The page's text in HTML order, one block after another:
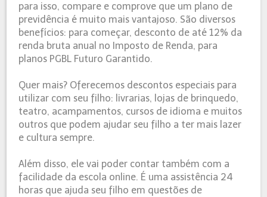
para isso, compare e comprove que um plano de
previdência é muito mais vantajoso. São diversos
benefícios: para começar, desconto de até 12% da
renda bruta anual no Imposto de Renda, para
planos PGBL Futuro Garantido.
Quer mais? Oferecemos descontos especiais para
utilizar com seu filho: livrarias, lojas de brinquedo,
teatro, acampamentos, cursos de idioma e muitos
outros que podem ajudar seu filho a ter mais lazer
e cultura sempre.
Além disso, ele vai poder contar também com a
facilidade da escola online. É uma assistência 24
horas que ajuda seu filho em questões de